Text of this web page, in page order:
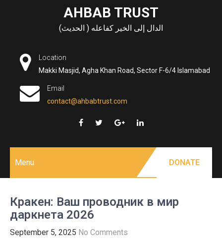
AHBAB TRUST
الدال إلى الخير كفاعله ( الحديث)
Location
Makki Masjid, Agha Khan Road, Sector F-6/4 Islamabad
Email
contact@ahbabtrust.com
Menu DONATE
Кракен: Ваш проводник в мир
даркнета 2026
September 5, 2025 No Comments